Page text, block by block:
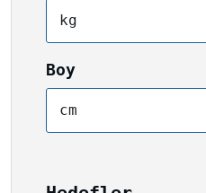
kg
Boy
cm